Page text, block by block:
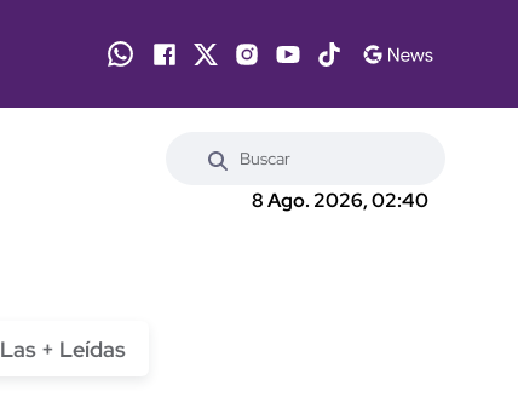
8 Ago. 2026, 02:40
Las + Leídas